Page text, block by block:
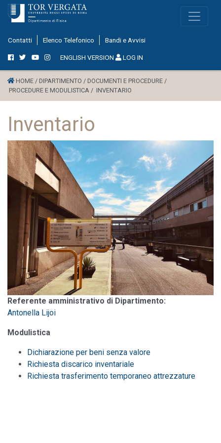
Contatti Elenco Telefonico Bandi e Avvisi
ENGLISH VERSION LOG IN
HOME / DIPARTIMENTO / DOCUMENTI E PROCEDURE /
PROCEDURE E MODULISTICA / INVENTARIO
Inventario
Referente amministrativo di Dipartimento:
Antonella Lijoi
Modulistica
Dichiarazione per beni senza valore
Richiesta discarico inventariale
Richiesta trasferimento temporaneo attrezzature